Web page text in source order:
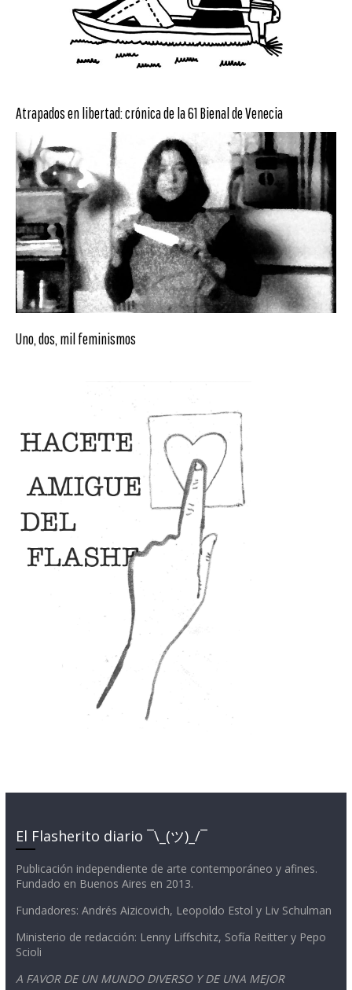
Atrapados en libertad: crónica de la 61 Bienal de Venecia
Uno, dos, mil feminismos
El Flasherito diario ¯\_(ツ)_/¯
Publicación independiente de arte contemporáneo y afines.
Fundado en Buenos Aires en 2013.
Fundadores: Andrés Aizicovich, Leopoldo Estol y Liv Schulman
Ministerio de redacción: Lenny Liffschitz, Sofía Reitter y Pepo
Scioli
A FAVOR DE UN MUNDO DIVERSO Y DE UNA MEJOR